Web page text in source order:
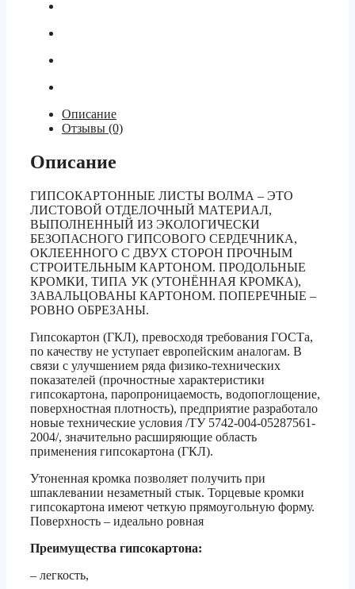
Описание
Отзывы (0)
Описание
ГИПСОКАРТОННЫЕ ЛИСТЫ ВОЛМА – ЭТО
ЛИСТОВОЙ ОТДЕЛОЧНЫЙ МАТЕРИАЛ,
ВЫПОЛНЕННЫЙ ИЗ ЭКОЛОГИЧЕСКИ
БЕЗОПАСНОГО ГИПСОВОГО СЕРДЕЧНИКА,
ОКЛЕЕННОГО С ДВУХ СТОРОН ПРОЧНЫМ
СТРОИТЕЛЬНЫМ КАРТОНОМ. ПРОДОЛЬНЫЕ
КРОМКИ, ТИПА УК (УТОНЁННАЯ КРОМКА),
ЗАВАЛЬЦОВАНЫ КАРТОНОМ. ПОПЕРЕЧНЫЕ –
РОВНО ОБРЕЗАНЫ.
Гипсокартон (ГКЛ), превосходя требования ГОСТа,
по качеству не уступает европейским аналогам. В
связи с улучшением ряда физико-технических
показателей (прочностные характеристики
гипсокартона, паропроницаемость, водопоглощение,
поверхностная плотность), предприятие разработало
новые технические условия /ТУ 5742-004-05287561-
2004/, значительно расширяющие область
применения гипсокартона (ГКЛ).
Утоненная кромка позволяет получить при
шпаклевании незаметный стык. Торцевые кромки
гипсокартона имеют четкую прямоугольную форму.
Поверхность – идеально ровная
Преимущества гипсокартона:
– легкость,